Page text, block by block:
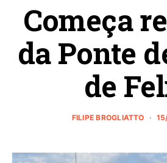
Começa
da Ponte
de
FILIPE BROGLIATTO